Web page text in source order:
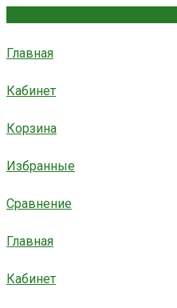
Главная
Кабинет
Корзина
Избранные
Сравнение
Главная
Кабинет